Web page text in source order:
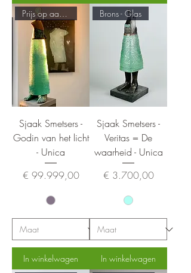
Prijs op aanvraag!
Sjaak Smetsers -
Godin van het licht
- Unica
Prijs
€ 99.999,00
In winkelwagen
Brons - Glas
Sjaak Smetsers -
Veritas = De
waarheid - Unica
Prijs
€ 3.700,00
In winkelwagen